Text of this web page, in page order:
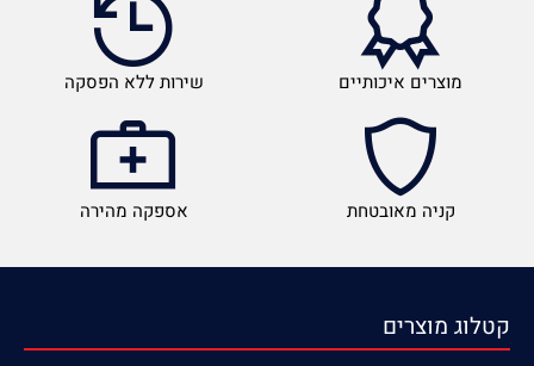
מוצרים איכותיים שירות ללא הפסקה
קניה מאובטחת אספקה מהירה
קטלוג מוצרים